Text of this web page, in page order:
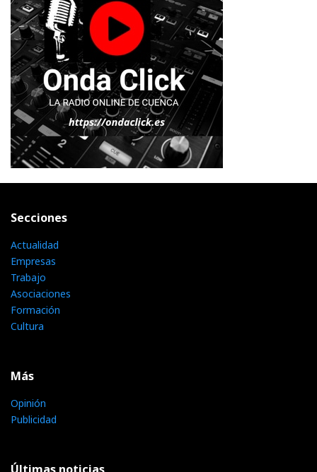
Secciones
Actualidad
Empresas
Trabajo
Asociaciones
Formación
Cultura
Más
Opinión
Publicidad